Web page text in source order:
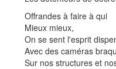
Offrandes à faire à qui
Mieux mieux,
On se sent l'esprit
Avec des caméras
Sur nos structures et